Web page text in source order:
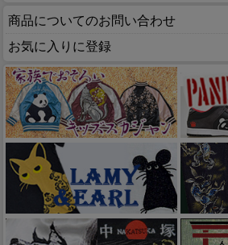
商品についてのお問い合わせ
お気に入りに登録